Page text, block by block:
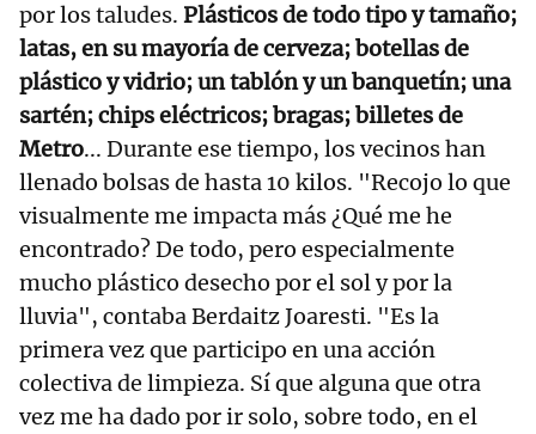
por los taludes. Plásticos de todo tipo y tamaño;
latas, en su mayoría de cerveza; botellas de
plástico y vidrio; un tablón y un banquetín; una
sartén; chips eléctricos; bragas; billetes de
Metro... Durante ese tiempo, los vecinos han
llenado bolsas de hasta 10 kilos. "Recojo lo que
visualmente me impacta más ¿Qué me he
encontrado? De todo, pero especialmente
mucho plástico desecho por el sol y por la
lluvia", contaba Berdaitz Joaresti. "Es la
primera vez que participo en una acción
colectiva de limpieza. Sí que alguna que otra
vez me ha dado por ir solo, sobre todo, en el